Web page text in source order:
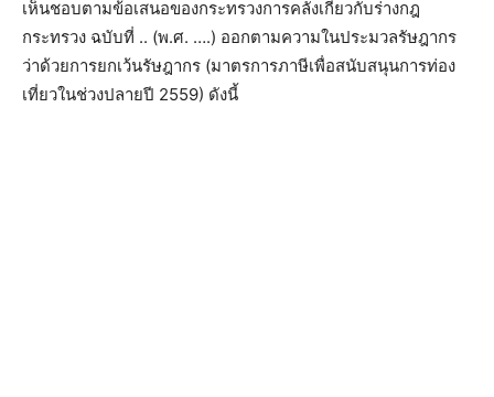
เห็นชอบตามข้อเสนอของกระทรวงการคลังเกี่ยวกับร่างกฎ
กระทรวง ฉบับที่ .. (พ.ศ. ….) ออกตามความในประมวลรัษฎากร
ว่าด้วยการยกเว้นรัษฎากร (มาตรการภาษีเพื่อสนับสนุนการท่อง
เที่ยวในช่วงปลายปี 2559) ดังนี้